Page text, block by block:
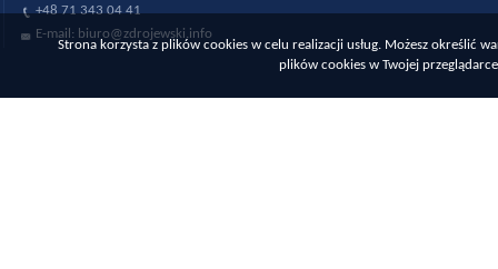
Strona korzysta z plików cookies w celu realizacji usług. Możesz określić
plików cookies w Twojej
+48 71 343 04 41
E-mail: biuro@zdrojewski.info